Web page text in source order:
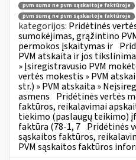
pvm suma ne pvm sąskaitoje faktūroje
pvm sumą ne pvm sąskaitoje faktūroje
kategorijos: Pridėtinės
sumokėjimas, grąžintino
permokos įskaitymas ir
PVM atskaita ir jos
» Įsiregistravusio PVM
vertės mokestis » PVM
str.) » PVM atskaita »
asmens Pridėtinės vertės
faktūros, reikalavimai
tiekimo (paslaugų teikimo)
faktūra (78-1, 7 Pridėtinės
sąskaitos faktūros,
PVM sąskaitos faktūros